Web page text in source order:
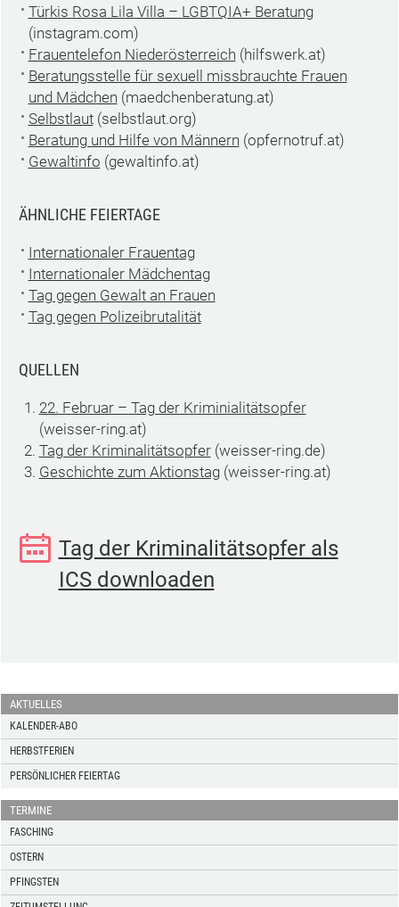
Türkis Rosa Lila Villa – LGBTQIA+ Beratung
(instagram.com)
Frauentelefon Niederösterreich (hilfswerk.at)
Beratungsstelle für sexuell missbrauchte Frauen
und Mädchen (maedchenberatung.at)
Selbstlaut(selbstlaut.org)
Beratung und Hilfe von Männern (opfernotruf.at)
Gewaltinfo (gewaltinfo.at)
ÄHNLICHE FEIERTAGE
Internationaler Frauentag
Internationaler Mädchentag
Tag gegen Gewalt an Frauen
Tag gegen Polizeibrutalität
QUELLEN
22. Februar – Tag der Kriminialitätsopfer
(weisser-ring.at)
Tag der Kriminalitätsopfer(weisser-ring.de)
Geschichte zum Aktionstag(weisser-ring.at)
Tag der Kriminalitätsopfer als
ICS downloaden
AKTUELLES
KALENDER-ABO
HERBSTFERIEN
PERSÖNLICHER FEIERTAG
TERMINE
FASCHING
OSTERN
PFINGSTEN